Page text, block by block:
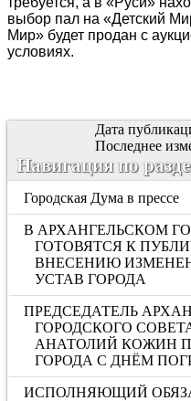
выбор пал на «Детский
Мир» будет продан с
условиях.
Дата
Последнее
Навигация по
Городская Дума в прессе
В АРХАНГЕЛЬСКОМ
ГОТОВЯТСЯ К
ВНЕСЕНИЮ
УСТАВ ГОРОДА
ПРЕДСЕДАТЕЛЬ
ГОРОДСКОГО
АНАТОЛИЙ КОЖИН
ГОРОДА С ДНЁМ
ИСПОЛНЯЮЩИЙ